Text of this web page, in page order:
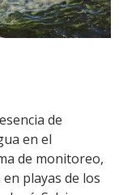
de
en el
de monitoreo,
playas de los